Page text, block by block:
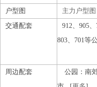
户型图
交通配套
周边配套
主力户型图
912、905
803、701等
公园：南